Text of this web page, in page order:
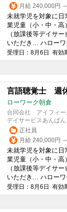
月給 240,000円
未就学児を対象に日
業児童（小・中・高
（放課後等デイサ
いただき... ハロー
受理日：8月6日 有効
言語聴覚士 週
ローワーク朝倉
合同会社 アイフィー
デイサービスあんぱん
正社員
月給 240,000円
未就学児を対象に日
業児童（小・中・高
（放課後等デイサ
いただき... ハロー
受理日：8月6日 有効